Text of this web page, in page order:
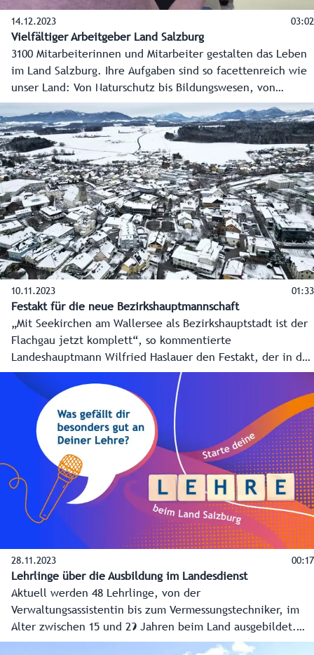
14.12.2023 03:02
Vielfältiger Arbeitgeber Land Salzburg
3100 Mitarbeiterinnen und Mitarbeiter gestalten das Leben
im Land Salzburg. Ihre Aufgaben sind so facettenreich wie
unser Land: Von Naturschutz bis Bildungswesen, von
Straßensicherheit bis öffentliche Gesundheit. Sie kümmern
sich um einzelne Anliegen der Bürgerinnen und Bürger,
verlieren dabei nie den Blick fürs große Ganze und sorgen
für Lebensqualität im Land. Das macht Jobs beim Land
nicht nur sinnvoll, sondern auch besonders vielfältig und
spannend.
10.11.2023 01:33
Festakt für die neue Bezirkshauptmannschaft
„Mit Seekirchen am Wallersee als Bezirkshauptstadt ist der
Flachgau jetzt komplett“, so kommentierte
Landeshauptmann Wilfried Haslauer den Festakt, der in der
neuen BH Salzburg-Umgebung über die Bühne ging und die
Aufwertung von Seekirchen zum Herzen des Flachgau
besiegelte.
28.11.2023 00:17
Lehrlinge über die Ausbildung im Landesdienst
Aktuell werden 48 Lehrlinge, von der
Verwaltungsassistentin bis zum Vermessungstechniker, im
Alter zwischen 15 und 29 Jahren beim Land ausgebildet.
Alles über die Lehre beim Land Salzburg finden